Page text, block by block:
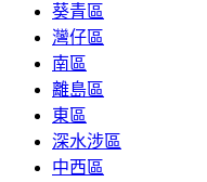
葵青區
灣仔區
南區
離島區
東區
深水涉區
中西區